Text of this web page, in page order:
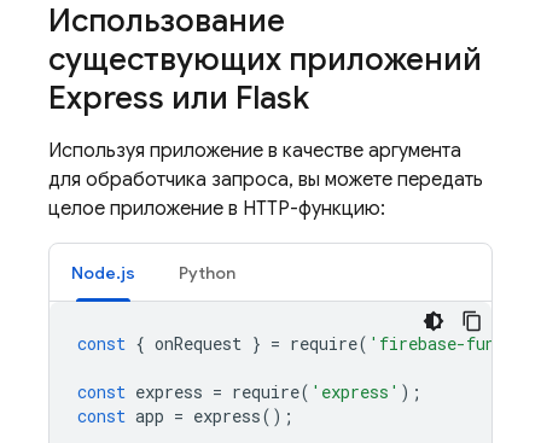
Использование
существующих приложений
Express или Flask
Используя приложение в качестве аргумента
для обработчика запроса, вы можете передать
целое приложение в HTTP-функцию:
Node.js Python
const { onRequest } = require( 'firebase-
const express = require( 'express' );
const app = express();